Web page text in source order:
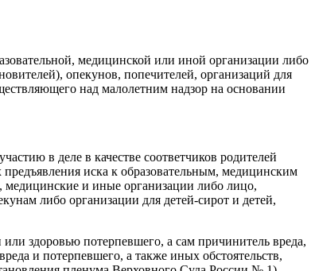
медицинской или иной организации либо
опекунов, попечителей, организаций для
над малолетним надзор на основании
в деле в качестве соответчиков родителей
иска к образовательным, медицинским
медицинские и иные организации либо лицо,
либо организации для детей-сирот и детей,
здоровью потерпевшего, а сам причинитель вреда,
и потерпевшего, а также иных обстоятельств,